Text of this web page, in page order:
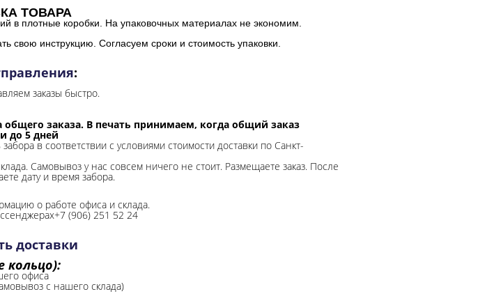
ТОВАРА
в плотные коробки. На упаковочных материалах не экономим.
свою инструкцию. Согласуем сроки и стоимость упаковки.
:
заказы быстро.
заказа. В печать принимаем, когда общий заказ
до 5 дней
в соответствии с условиями стоимости доставки по Санкт-
Самовывоз у нас совсем ничего не стоит. Размещаете заказ. После
дату и время забора.
о работе офиса и склада.
(906) 251 52 24
доставки
кольцо):
офиса
с нашего склада)